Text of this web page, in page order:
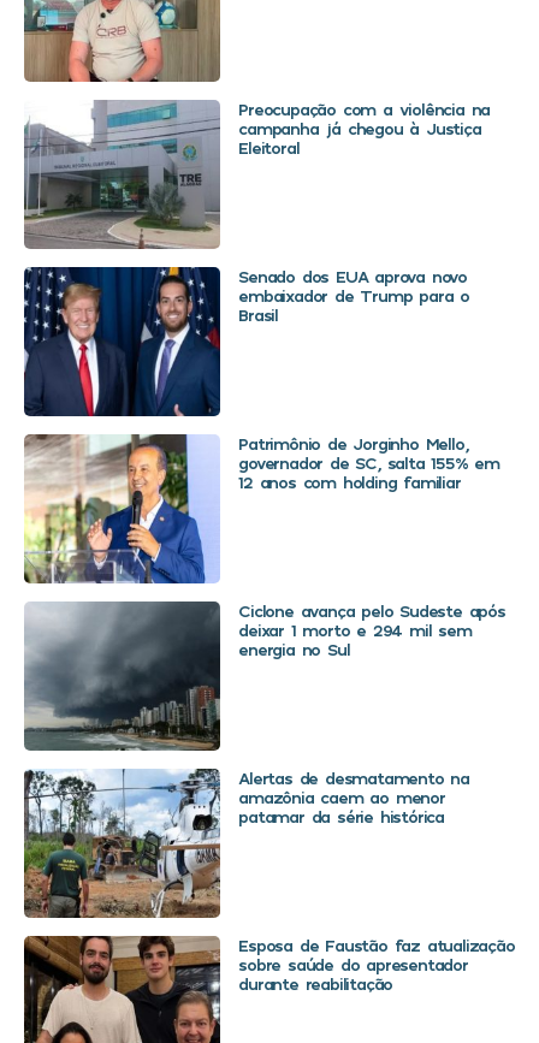
Preocupação com a violência na
campanha já chegou à Justiça
Eleitoral
Senado dos EUA aprova novo
embaixador de Trump para o
Brasil
Patrimônio de Jorginho Mello,
governador de SC, salta 155% em
12 anos com holding familiar
Ciclone avança pelo Sudeste após
deixar 1 morto e 294 mil sem
energia no Sul
Alertas de desmatamento na
amazônia caem ao menor
patamar da série histórica
Esposa de Faustão faz atualização
sobre saúde do apresentador
durante reabilitação